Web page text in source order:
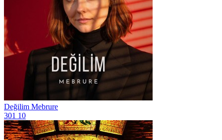
Değilim Mebrure
301 10